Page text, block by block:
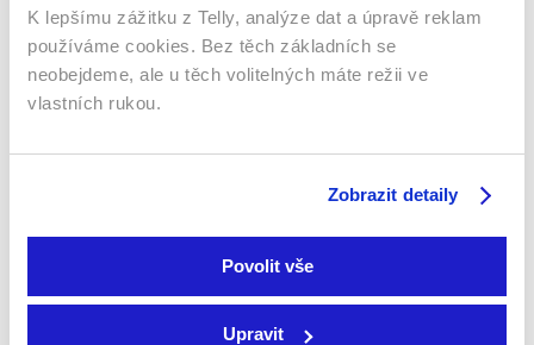
K lepšímu zážitku z Telly, analýze dat a úpravě reklam
používáme cookies. Bez těch základních se
neobejdeme, ale u těch volitelných máte režii ve
vlastních rukou.
Zobrazit detaily
Povolit vše
Upravit
Přírodovědní
2019 | USA, Jihoafrická republika | 44 min